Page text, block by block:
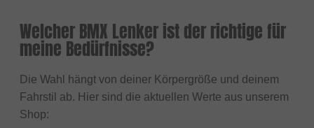
Welcher BMX Lenker ist der richtige für
meine Bedürfnisse?
Die Wahl hängt von deiner Körpergröße und deinem
Fahrstil ab. Hier sind die aktuellen Werte aus unserem
Shop: